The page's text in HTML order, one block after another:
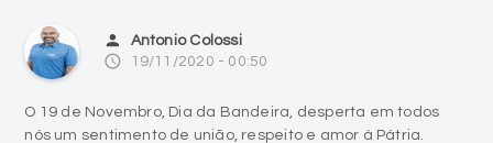
O 19 de Novembro, Dia da Bandeira, desperta em todos
nós um sentimento de união, respeito e amor à Pátria.
republicano do Brasil trocou a antiga bandeira imperial
pela bandeira da República. A nova bandeira, desenhada